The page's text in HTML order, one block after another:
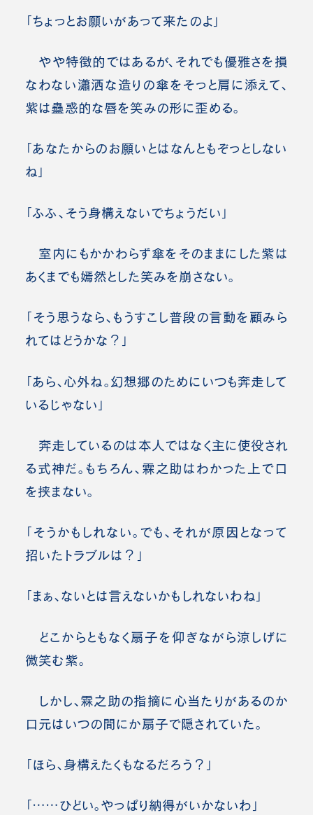
「ちょっとお願いがあって来たのよ」
やや特徴的ではあるが、それでも優雅さを損
なわない瀟洒な造りの傘をそっと肩に添えて、
紫は蠱惑的な唇を笑みの形に歪める。
「あなたからのお願いとはなんともぞっとしない
ね」
「ふふ、そう身構えないでちょうだい」
室内にもかかわらず傘をそのままにした紫は
あくまでも嫣然とした笑みを崩さない。
「そう思うなら、もうすこし普段の言動を顧みら
れてはどうかな？」
「あら、心外ね。幻想郷のためにいつも奔走して
いるじゃない」
奔走しているのは本人ではなく主に使役され
る式神だ。もちろん、霖之助はわかった上で口
を挟まない。
「そうかもしれない。でも、それが原因となって
招いたトラブルは？」
「まぁ、ないとは言えないかもしれないわね」
どこからともなく扇子を仰ぎながら涼しげに
微笑む紫。
しかし、霖之助の指摘に心当たりがあるのか
口元はいつの間にか扇子で隠されていた。
「ほら、身構えたくもなるだろう？」
「……ひどい。やっぱり納得がいかないわ」